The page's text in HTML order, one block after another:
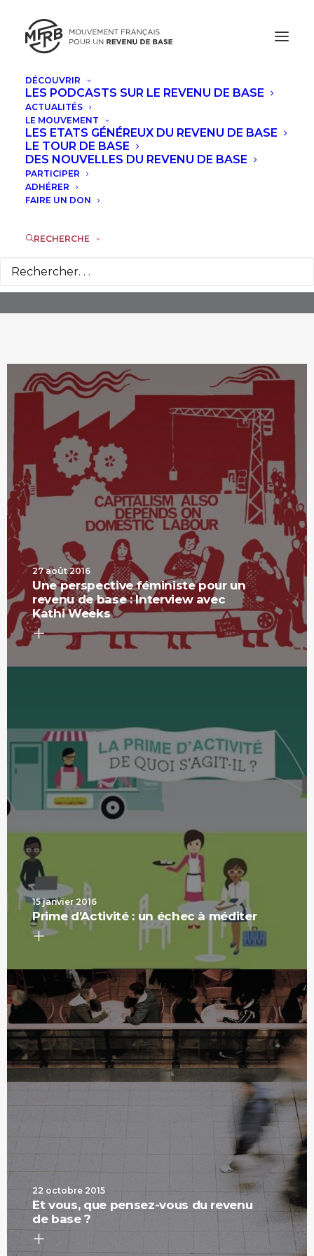
DÉCOUVRIR
LES PODCASTS SUR LE REVENU DE BASE
ACTUALITÉS
LE MOUVEMENT
LES ETATS GÉNÉREUX DU REVENU DE BASE
LE TOUR DE BASE
DES NOUVELLES DU REVENU DE BASE
PARTICIPER
ADHÉRER
FAIRE UN DON
RECHERCHE
27 août 2016
Une perspective féministe pour un
revenu de base : Interview avec
Kathi Weeks
15 janvier 2016
Prime d’Activité : un échec à méditer
22 octobre 2015
Et vous, que pensez-vous du revenu
de base ?